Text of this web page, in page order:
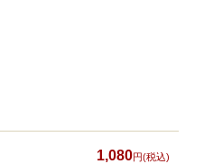
1,080円(税込)